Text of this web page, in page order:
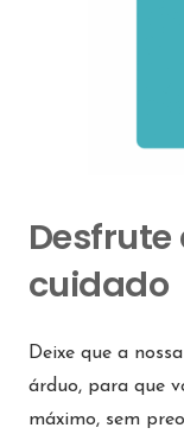
cuidado
Deixe que a
árduo, para que
máximo, sem